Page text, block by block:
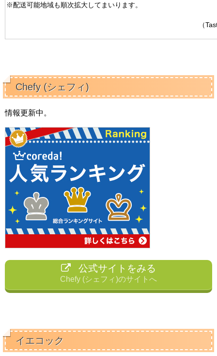
※配送可能地域も順次拡大してまいります。
（
Chefy (シェフィ)
情報更新中。
公式サイトをみる
Chefy (シェフィ)のサイトへ
イエコック